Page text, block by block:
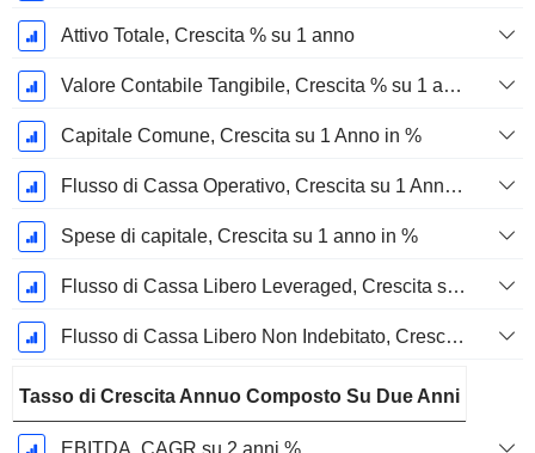
Attivo Totale, Crescita % su 1 anno
Valore Contabile Tangibile, Crescita % su 1 anno
Capitale Comune, Crescita su 1 Anno in %
Flusso di Cassa Operativo, Crescita su 1 Anno in %
Spese di capitale, Crescita su 1 anno in %
Flusso di Cassa Libero Leveraged, Crescita su 1 Anno %
Flusso di Cassa Libero Non Indebitato, Crescita su 1 Anno %
Tasso di Crescita Annuo Composto Su Due Anni